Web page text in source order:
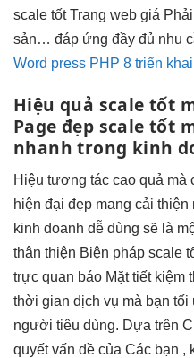
scale tốtTrang web giá
sản… đáp ứng đầy đủ nhu
Word press PHP 8 triển
Hiệu quả scale tốt
Page đẹp scale tốt
nhanh trong kinh
Hiệu tương tác cao quả mà
hiện đại đẹp mang cải thiện
kinh doanh dễ dùng sẽ là
thân thiện Biện pháp scale
trực quan báo Mặttiết kiệm
thời gian dịch vụ mà bạn tối
người tiêu dùng. Dựa trên
quyết vấn đề của Các bạn ,